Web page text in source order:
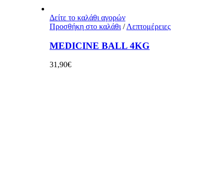
Δείτε το καλάθι αγορών
Προσθήκη στο καλάθι / Λεπτομέρειες
MEDICINE BALL 4KG
31,90€